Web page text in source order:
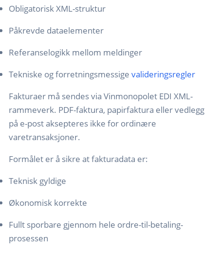
Obligatorisk XML-struktur
Påkrevde dataelementer
Referanselogikk mellom meldinger
Tekniske og forretningsmessige valideringsregler
Fakturaer må sendes via Vinmonopolet EDI XML-
rammeverk. PDF-faktura, papirfaktura eller vedlegg
på e-post aksepteres ikke for ordinære
varetransaksjoner.
Formålet er å sikre at fakturadata er:
Teknisk gyldige
Økonomisk korrekte
Fullt sporbare gjennom hele ordre-til-betaling-
prosessen